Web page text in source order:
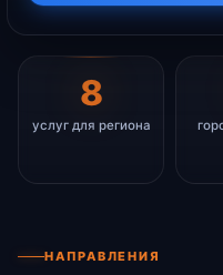
8
услуг для региона
НАПРАВЛЕНИЯ